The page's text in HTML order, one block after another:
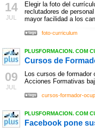
14
JUL
Elegir la foto del
reclutadores de personal
mayor facilidad a los
foto-curriculum
09
JUL
PLUSFORMACION. COM
Cursos de
Los cursos de
Acciones Formativas
cursos-formador-
PLUSFORMACION. COM
Facebook pone